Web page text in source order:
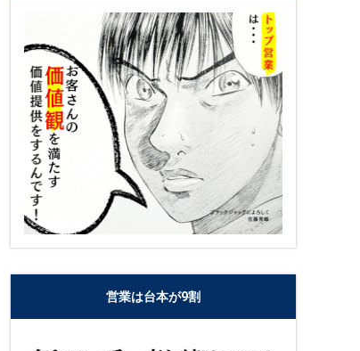
営業は台本が9割